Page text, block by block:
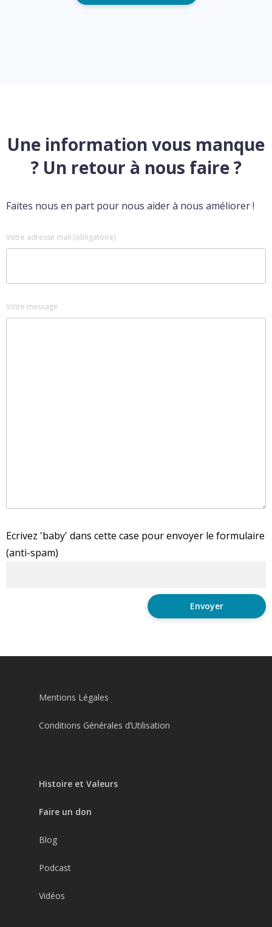
Une information vous manque
? Un retour à nous faire ?
Faites nous en part pour nous aider à nous améliorer !
Votre adresse mail (obligatoire)
Votre message
Ecrivez 'baby' dans cette case pour envoyer le formulaire
(anti-spam)
Mentions Légales
Conditions Générales d’Utilisation
Histoire et Valeurs
Faire un don
Blog
Podcast
Vidéos